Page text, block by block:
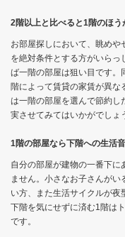
2階以上と比べると1階のほう
お部屋探しにおいて、眺め
を絶対条件とする方がいら
ば一階の部屋は狙い目です。
階によって賃貸の家賃が異
は一階の部屋を選んで節約し
実させてみてはいかがでしょ
1階の部屋なら下階への生活
自分の部屋が建物の一番下に
ません。小さなお子さんが
い方、また生活サイクルが夜
下階を気にせずに済む1階は
です。